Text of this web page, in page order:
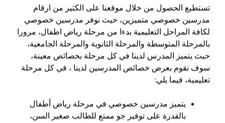
تستطيع الحصول من خلال موقعنا على الكثير من ارقام
مدرسين خصوصي متميزين، حيث نوفر مدرسين خصوصي
لكافة المراحل التعليمية بدءا من مرحلة رياض اطفال، مرورا
بالمرحلة المتوسطة والمرحلة الثانوية والمرحلة الجامعية،
حيث يتميز المدرس لدينا في كل مرحلة بخصائص معينة،
سوف نقوم بعرض خصائص المدرسين لدينا ، في كل مرحلة
تعليمية، فيما يلي:
يتميز مدرسين خصوصي في مرحلة رياض أطفال
بالقدرة على توفير جو ممتع للطالب صغير السن،